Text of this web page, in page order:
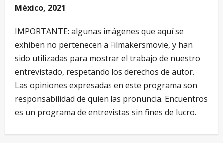
México, 2021
IMPORTANTE: algunas imágenes que aquí se
exhiben no pertenecen a Filmakersmovie, y han
sido utilizadas para mostrar el trabajo de nuestro
entrevistado, respetando los derechos de autor.
Las opiniones expresadas en este programa son
responsabilidad de quien las pronuncia. Encuentros
es un programa de entrevistas sin fines de lucro.